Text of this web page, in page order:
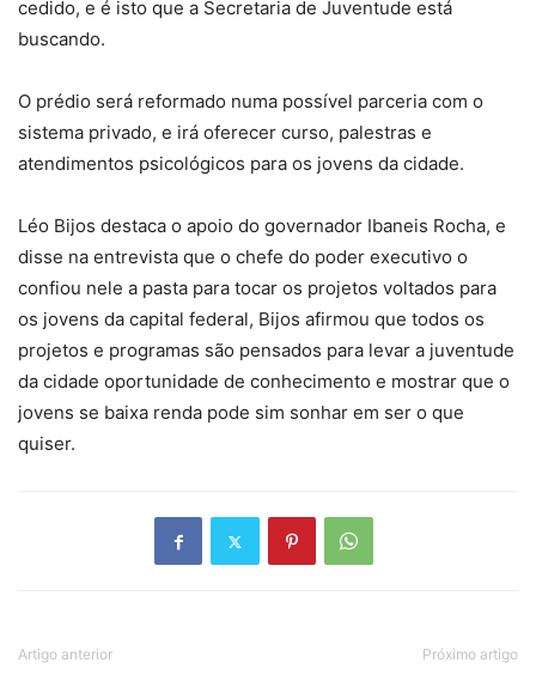
cedido, e é isto que a Secretaria de Juventude está
buscando.
O prédio será reformado numa possível parceria com o
sistema privado, e irá oferecer curso, palestras e
atendimentos psicológicos para os jovens da cidade.
Léo Bijos destaca o apoio do governador Ibaneis Rocha, e
disse na entrevista que o chefe do poder executivo o
confiou nele a pasta para tocar os projetos voltados para
os jovens da capital federal, Bijos afirmou que todos os
projetos e programas são pensados para levar a juventude
da cidade oportunidade de conhecimento e mostrar que o
jovens se baixa renda pode sim sonhar em ser o que
quiser.
Artigo anterior Próximo artigo